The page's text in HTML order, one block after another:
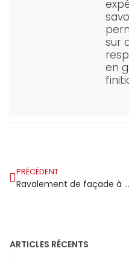
sur
en
PRÉCÉDENT
Ravalement de façade à Collégien : entretien du bâti dans une commune calme où le soin de sa maison est une fierté
ARTICLES RÉCENTS